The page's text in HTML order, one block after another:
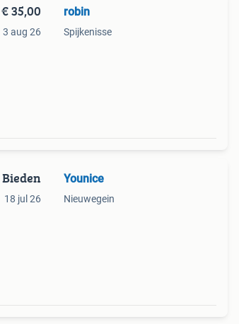
€ 35,00
3 aug 26
robin
Spijkenisse
Bieden
18 jul 26
Younice
Nieuwegein